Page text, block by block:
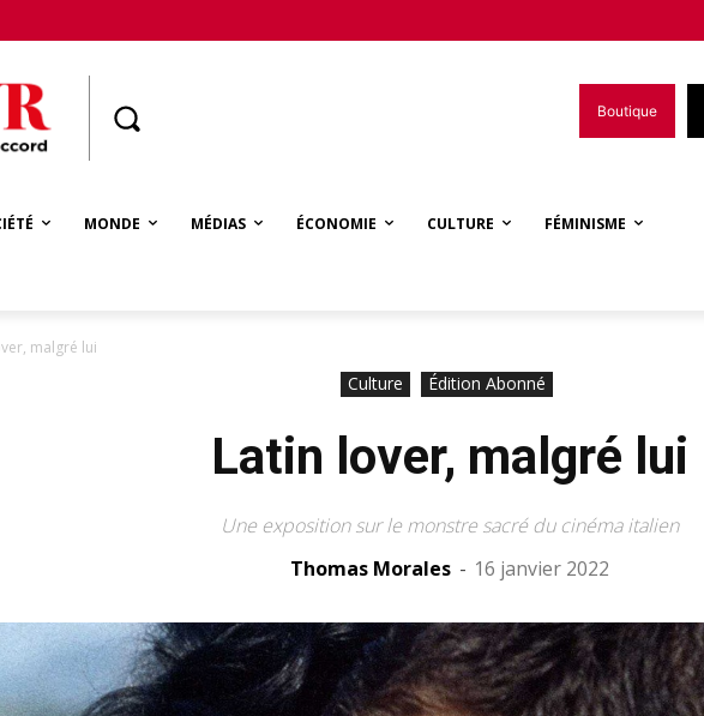
Boutique
MONDE MÉDIAS ÉCONOMIE CULTURE FÉMINISME
malgré lui
Culture Édition Abonné
Latin lover, malgré lui
Une exposition sur le monstre sacré du cinéma italien
Thomas Morales - 16 janvier 2022